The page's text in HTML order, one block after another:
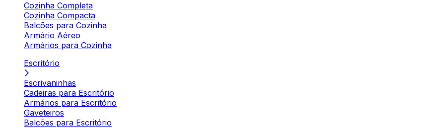
Cozinha Completa
Cozinha Compacta
Balcões para Cozinha
Armário Aéreo
Armários para Cozinha
Escritório
Escrivaninhas
Cadeiras para Escritório
Armários para Escritório
Gaveteiros
Balcões para Escritório